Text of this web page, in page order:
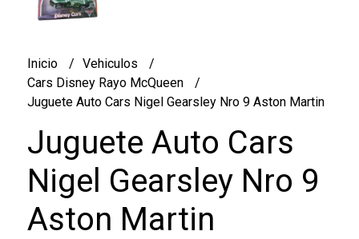
Inicio
Vehiculos
Cars Disney Rayo McQueen
Juguete Auto Cars Nigel Gearsley Nro 9 Aston Martin
Juguete Auto Cars
Nigel Gearsley Nro 9
Aston Martin